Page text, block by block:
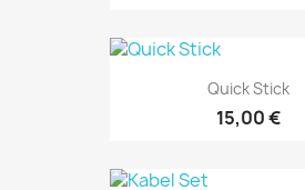
Quick Stick
15,00 €